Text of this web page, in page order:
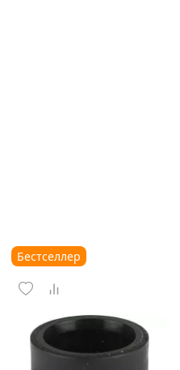
Бестселлер